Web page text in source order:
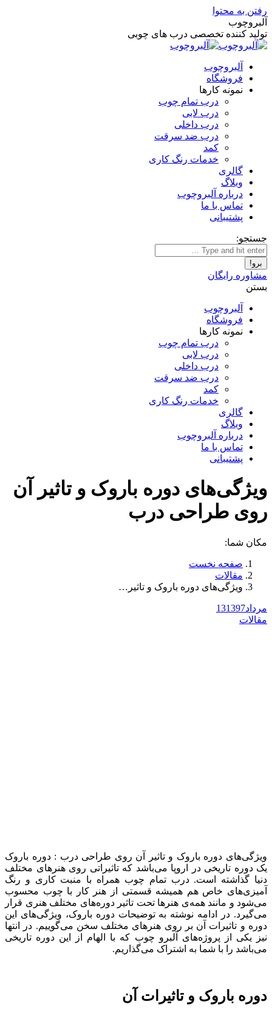
رفتن به محتوا
آلبروچوب
تولید کننده تخصصی درب های چوبی
آلبروچوب
فروشگاه
نمونه کارها
درب تمام چوب
درب لابی
درب داخلی
درب ضد سرقت
کمد
خدمات رنگ کاری
گالری
وبلاگ
درباره آلبروچوب
تماس با ما
پشتیبانی
جستجو:
مشاوره رایگان
بستن
آلبروچوب
فروشگاه
نمونه کارها
درب تمام چوب
درب لابی
درب داخلی
درب ضد سرقت
کمد
خدمات رنگ کاری
گالری
وبلاگ
درباره آلبروچوب
تماس با ما
پشتیبانی
ویژگی‌های دوره باروک و تاثیر آن
روی طراحی درب
مکان شما:
صفحه نخست
مقالات
ویژگی‌های دوره باروک و تاثیر…
مرداد 131397
مقالات
ویژگی‌های دوره باروک و تاثیر آن روی طراحی درب : دوره باروک
یک دوره تاریخی در اروپا می‌باشد که تاثیراتی روی هنرهای مختلف
دنیا گذاشته است. درب تمام چوب همراه با منبت کاری و رنگ
آمیزی‌های خاص هم همیشه قسمتی از هنر کار با چوب محسوب
می‌شود و مانند همه‌ی هنرها تحت تاثیر دوره‌های مختلف هنری قرار
می‌گیرد. در ادامه نوشته به توضیحات دوره باروک، ویژگی‌های این
دوره و تاثیرات آن بر روی هنرهای مختلف سخن می‌گوییم. در انتها
نیز یکی از پروژه‌های آلبرو چوب که با الهام از این دوره تاریخی
می‌باشد را با شما به اشتراک می‌گذاریم.
دوره باروک و تاثیرات آن